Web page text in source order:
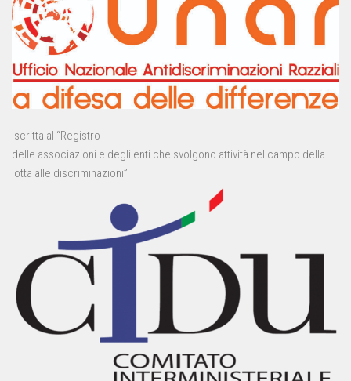
Iscritta al “Registro
delle associazioni e degli enti che svolgono attività nel campo della
lotta alle discriminazioni”